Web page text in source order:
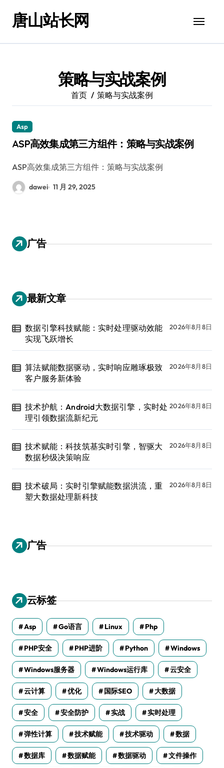
唐山站长网
策略与实战案例
首页 策略与实战案例
Asp
ASP高效集成第三方组件：策略与实战案例
ASP高效集成第三方组件：策略与实战案例
dawei 11 月 29, 2025
广告
最新文章
数据引擎科技赋能：实时处理驱动效能
实现飞跃增长
2026年8月8日
算法赋能数据驱动，实时响应雕琢极致
客户服务新体验
2026年8月8日
技术护航：Android大数据引擎，实时处
理引领数据流新纪元
2026年8月8日
技术赋能：科技筑基实时引擎，智驱大
数据秒级决策响应
2026年8月8日
技术破局：实时引擎赋能数据洪流，重
塑大数据处理新科技
2026年8月8日
广告
云标签
Asp Go语言 Linux Php
PHP安全 PHP进阶 Python Windows
Windows服务器 Windows运行库 云安全
云计算 优化 国际SEO 大数据
安全 安全防护 实战 实时处理
弹性计算 技术赋能 技术驱动 数据
数据库 数据赋能 数据驱动 文件操作